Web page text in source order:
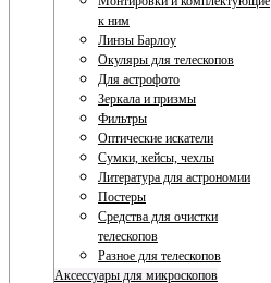
к ним
Линзы Барлоу
Окуляры для телескопов
Для астрофото
Зеркала и призмы
Фильтры
Оптические искатели
Сумки, кейсы, чехлы
Литература для астрономии
Постеры
Средства для очистки
телескопов
Разное для телескопов
Аксессуары для микроскопов